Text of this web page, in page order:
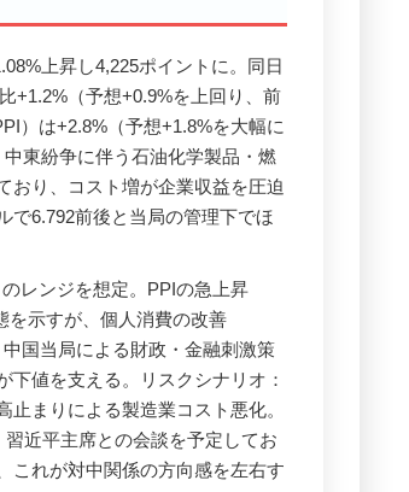
上昇し4,225ポイントに。同日
+1.2%（予想+0.9%を上回り、前
）は+2.8%（予想+1.8%を大幅に
東紛争に伴う石油化学製品・燃
おり、コスト増が企業収益を圧迫
で6.792前後と当局の管理下でほ
レンジを想定。PPIの急上昇
を示すが、個人消費の改善
国当局による財政・金融刺激策
値を支える。リスクシナリオ：
まりによる製造業コスト悪化。
近平主席との会談を予定してお
これが対中関係の方向感を左右す